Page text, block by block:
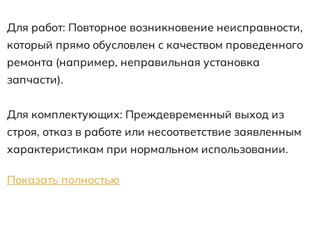
Для работ: Повторное возникновение неисправности,
который прямо обусловлен с качеством проведенного
ремонта (например, неправильная установка
запчасти).
Для комплектующих: Преждевременный выход из
строя, отказ в работе или несоответствие заявленным
характеристикам при нормальном использовании.
Показать полностью